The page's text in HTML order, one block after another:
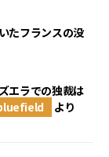
たフランスの没
エラでの独裁は
より